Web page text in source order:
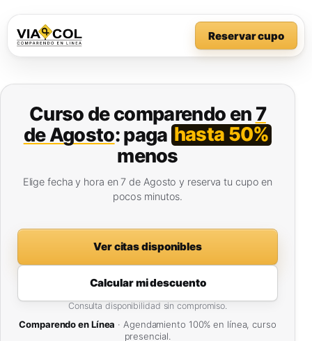
Reservar cupo
Curso de comparendo en 7
de Agosto: paga hasta 50%
menos
Elige fecha y hora en 7 de Agosto y reserva tu cupo en
pocos minutos.
Ver citas disponibles
Calcular mi descuento
Consulta disponibilidad sin compromiso.
Comparendo en Línea · Agendamiento 100% en línea, curso
presencial.